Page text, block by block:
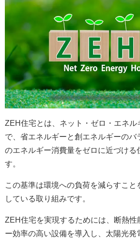
ZEH住宅とは、ネット・ゼロ・エネル
で、省エネルギーと創エネルギーのバ
のエネルギー消費量をゼロに近づける
す。
この基準は環境への負荷を減らすこと
している取り組みです。
ZEH住宅を実現するためには、断熱性
ー効率の高い設備を導入し、太陽光発